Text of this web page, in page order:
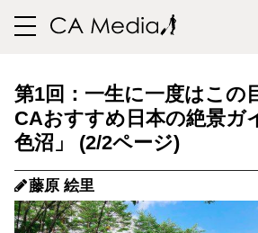
toggle
第1回：一生に一度はこの
CAおすすめ日本の絶景ガ
色沼」 (2/2ページ)
藤原 絵里